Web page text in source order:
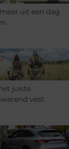
uit een dag
juiste
vest